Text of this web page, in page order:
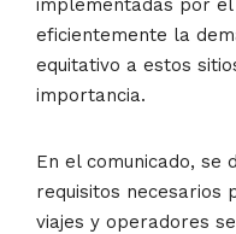
implementadas por
eficientemente la
equitativo a estos
importancia.
En el comunicado,
requisitos necesarios
viajes y operadores